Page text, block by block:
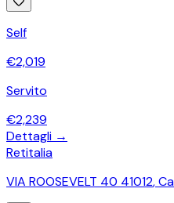
Self
€2,019
Servito
€2,239
Dettagli →
Retitalia
VIA ROOSEVELT 40 41012,